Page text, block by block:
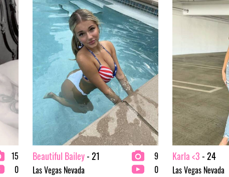
15
0
Beautiful Bailey- 21
Las Vegas Nevada
9
0
Karla <3- 24
Las Vegas Nevada